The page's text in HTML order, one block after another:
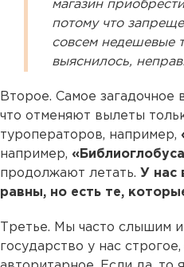
магазин
потому что
совсем недешевые
выяснилось,
Второе. Самое загадочное
что отменяют вылеты
туроператоров, например,
например,
продолжают летать. У нас
равны, но есть те,
Третье. Мы часто слышим
государство у нас